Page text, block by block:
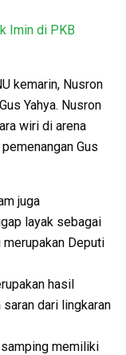
Imin di PKB
kemarin, Nusron
Yahya. Nusron
wiri di arena
Gus
juga
layak sebagai
Deputi
hasil
dari lingkaran
memiliki